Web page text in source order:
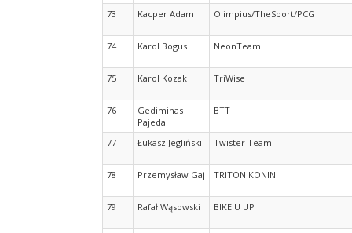
73 Kacper Adam Olimpius/TheSport/PCG
74 Karol Bogus NeonTeam
75 Karol Kozak TriWise
76
Gediminas
Pajeda
BTT
77 Łukasz Jegliński Twister Team
78 Przemysław Gaj TRITON KONIN
79 Rafał Wąsowski BIKE U UP